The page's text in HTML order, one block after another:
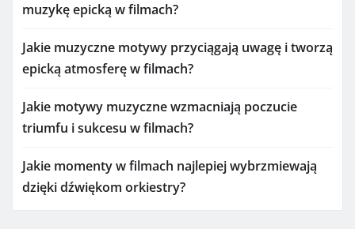
muzykę epicką w filmach?
Jakie muzyczne motywy przyciągają uwagę i tworzą
epicką atmosferę w filmach?
Jakie motywy muzyczne wzmacniają poczucie
triumfu i sukcesu w filmach?
Jakie momenty w filmach najlepiej wybrzmiewają
dzięki dźwiękom orkiestry?